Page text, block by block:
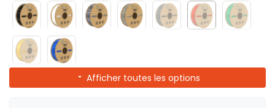
Afficher toutes les options